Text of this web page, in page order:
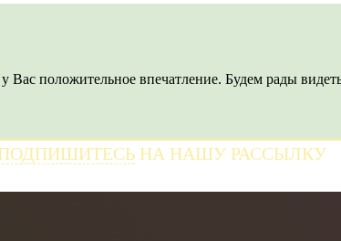
Вас положительное впечатление. Будем рады
НА НАШУ РАССЫЛКУ